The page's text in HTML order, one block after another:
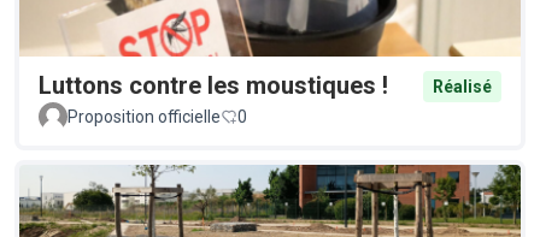
Luttons contre les moustiques !
Réalisé
Proposition officielle
0